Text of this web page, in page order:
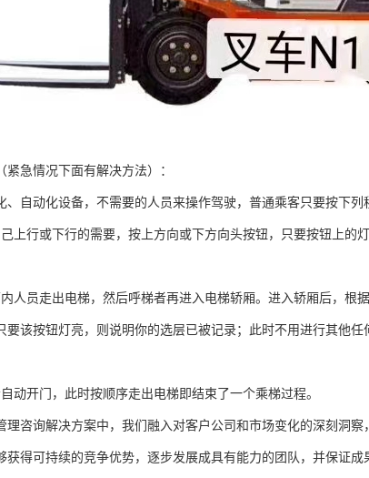
急情况下面有解决方法）：
自动化设备，不需要的人员来操作驾驶，普通乘客只要按下列
上行或下行的需要，按上方向或下方向头按钮，只要按钮上的
人员走出电梯，然后呼梯者再进入电梯轿厢。进入轿厢后，根
要该按钮灯亮，则说明你的选层已被记录；此时不用进行其他
动开门，此时按顺序走出电梯即结束了一个乘梯过程。
理咨询解决方案中，我们融入对客户公司和市场变化的深刻洞
得可持续的竞争优势，逐步发展成具有能力的团队，并保证成